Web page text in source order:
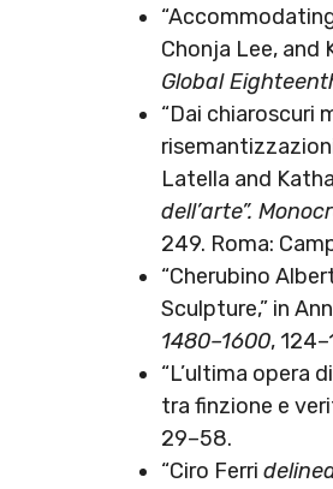
Chonja Lee, and
Global
“Dai chiaroscuri
Latella and
dell’arte”.
249. Roma:
“Cherubino
Sculpture,” in
1480–1600,
“L’ultima opera
tra finzione e
29–58.
“Ciro Ferri